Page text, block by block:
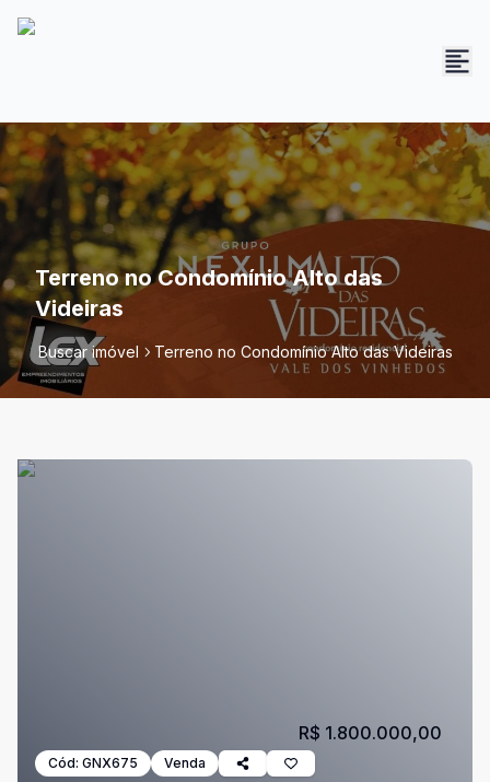
Terreno no Condomínio Alto das
Videiras
Buscar imóvel Terreno no Condomínio Alto das Videiras
Cód: GNX675 Venda
R$ 1.800.000,00